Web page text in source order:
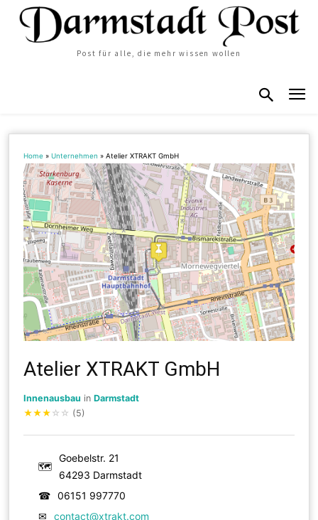
Post für alle, die mehr wissen wollen
Home »Unternehmen »Atelier XTRAKT GmbH
Atelier XTRAKT GmbH
Innenausbau inDarmstadt
★★★ ☆ ☆ (5)
🗺
Goebelstr. 21
64293 Darmstadt
☎
06151 997770
✉
contact@xtrakt.com